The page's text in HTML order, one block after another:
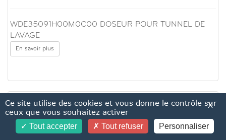
WDE35091H00M0C00 DOSEUR POUR TUNNEL DE
LAVAGE
En savoir plus
X
Ce site utilise des cookies et vous donne le contrôle sur
ceux que vous souhaitez activer
Tout accepter Tout refuser Personnaliser